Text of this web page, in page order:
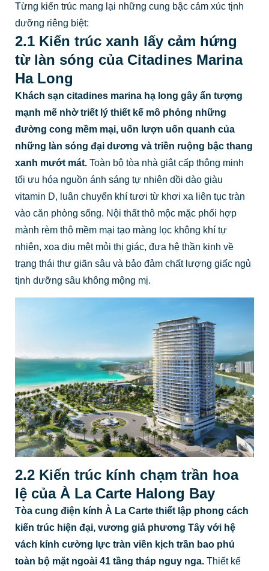
Từng kiến trúc mang lại những cung bậc cảm xúc tịnh
dưỡng riêng biệt:
2.1 Kiến trúc xanh lấy cảm hứng
từ làn sóng của Citadines Marina
Ha Long
Khách sạn citadines marina hạ long gây ấn tượng
mạnh mẽ nhờ triết lý thiết kế mô phỏng những
đường cong mềm mại, uốn lượn uốn quanh của
những làn sóng đại dương và triền ruộng bậc thang
xanh mướt mát.Toàn bộ tòa nhà giật cấp thông minh
tối ưu hóa nguồn ánh sáng tự nhiên dồi dào giàu
vitamin D, luân chuyển khí tươi từ khơi xa liên tục tràn
vào căn phòng sống. Nội thất thô mộc mặc phối hợp
mành rèm thô mềm mại tạo màng lọc không khí tự
nhiên, xoa dịu mệt mỏi thị giác, đưa hệ thần kinh về
trạng thái thư giãn sâu và bảo đảm chất lượng giấc ngủ
tịnh dưỡng sâu không mộng mị.
2.2 Kiến trúc kính chạm trần hoa
lệ của À La Carte Halong Bay
Tòa cung điện kính À La Carte thiết lập phong cách
kiến trúc hiện đại, vương giả phương Tây với hệ
vách kính cường lực tràn viền kịch trần bao phủ
toàn bộ mặt ngoài 41 tầng tháp nguy nga.Thiết kế